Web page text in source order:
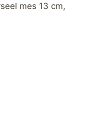
mes 13 cm,